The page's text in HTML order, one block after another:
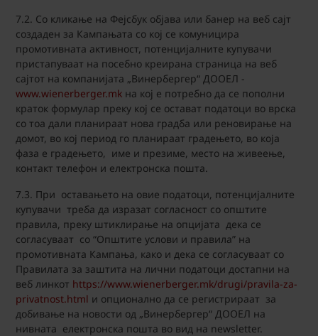
7.2. Со кликање на Фејсбук објава или банер на веб сајт
создаден за Кампањата со кој се комуницира
промотивната активност, потенцијалните купувачи
пристапуваат на посебно креирана страница на веб
сајтот на компанијата „Винербергер“ ДООЕЛ -
www.wienerberger.mk на кој е потребно да се пополни
краток формулар преку кој се остават податоци во врска
со тоа дали планираат нова градба или реновирање на
домот, во кој период го планираат градењето, во која
фаза е градењето, име и презиме, место на живеење,
контакт телефон и електронска пошта.
7.3. При оставањето на овие податоци, потенцијалните
купувачи треба да изразат согласност со општите
правила, преку штиклирање на опцијата дека се
согласуваат со “Општите услови и правила” на
промотивната Кампања, како и дека се согласуваат со
Правилата за заштита на лични податоци достапни на
веб линкот https://www.wienerberger.mk/drugi/pravila-za-
privatnost.html и опционално да се регистрираат за
добивање на новости од „Винербергер“ ДООЕЛ на
нивната електронска пошта во вид на newsletter.